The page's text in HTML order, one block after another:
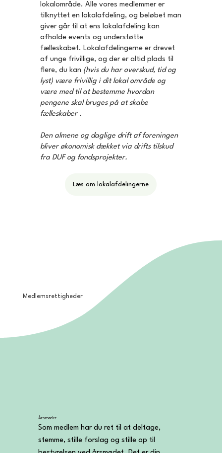
lokalområde. Alle vores medlemmer er
tilknyttet en lokalafdeling, og beløbet man
giver går til at ens lokalafdeling kan
afholde events og understøtte
fælleskabet. Lokalafdelingerne er drevet
af unge frivillige, og der er altid plads til
flere, du kan (hvis du har overskud, tid og
lyst) være frivillig i dit lokal område og
være med til at bestemme hvordan
pengene skal bruges på at skabe
fælleskaber .
Den almene og daglige drift af foreningen
bliver økonomisk dækket via drifts tilskud
fra DUF og fondsprojekter.
Læs om lokalafdelingerne
Medlemsrettigheder
Årsmøder
Som medlem har du ret til at deltage,
stemme, stille forslag og stille op til